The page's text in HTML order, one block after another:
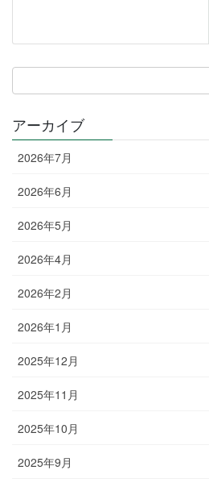
アーカイブ
2026年7月
2026年6月
2026年5月
2026年4月
2026年2月
2026年1月
2025年12月
2025年11月
2025年10月
2025年9月